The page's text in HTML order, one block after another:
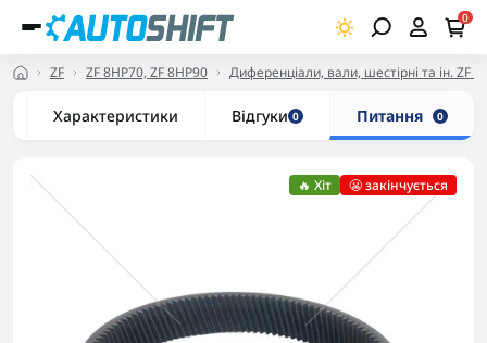
0
ZF ZF 8HP70, ZF 8HP90 Диференціали, вали, шестірні та ін. ZF
Характеристики Відгуки 0 Питання 0
🔥 Хіт 😬 закінчується